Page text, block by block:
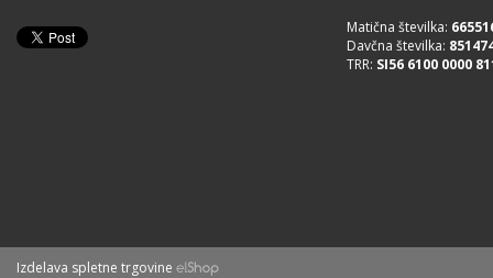
Matična številka:
Davčna številka:
TRR: SI56 6100 0000
Izdelava spletne trgovine